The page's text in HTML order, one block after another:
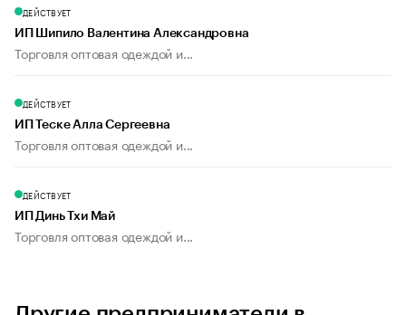
ДЕЙСТВУЕТ
ИП Шипило Валентина Александровна
Торговля оптовая одеждой и...
ДЕЙСТВУЕТ
ИП Теске Алла Сергеевна
Торговля оптовая одеждой и...
ДЕЙСТВУЕТ
ИП Динь Тхи Май
Торговля оптовая одеждой и...